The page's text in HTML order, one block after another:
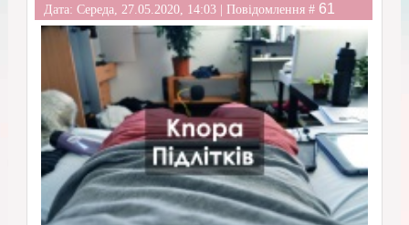
Дата: Середа, 27.05.2020, 14:03 | Повідомлення # 61